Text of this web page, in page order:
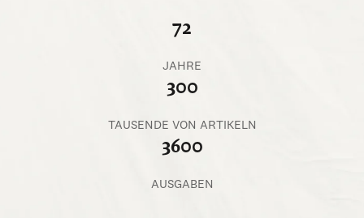
72
JAHRE
300
TAUSENDE VON ARTIKELN
3600
AUSGABEN